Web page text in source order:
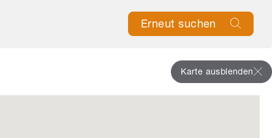
Erneut suchen
Karte ausblenden